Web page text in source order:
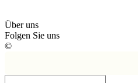
Über uns
Folgen Sie uns
©